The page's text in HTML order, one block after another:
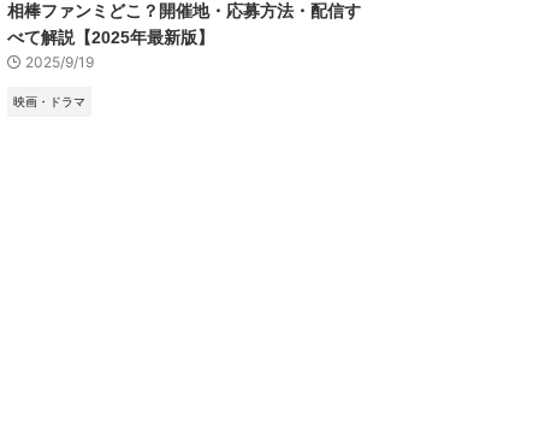
相棒ファンミどこ？開催地・応募方法・配信す
べて解説【2025年最新版】
2025/9/19
映画・ドラマ